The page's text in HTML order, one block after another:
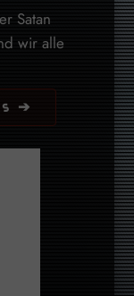
Satan
wir alle
➔